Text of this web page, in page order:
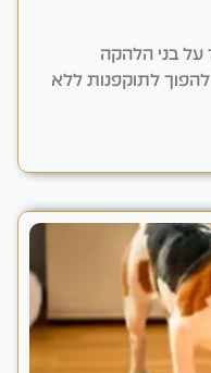
על בני הלהקה
להפוך לתוקפנות ללא